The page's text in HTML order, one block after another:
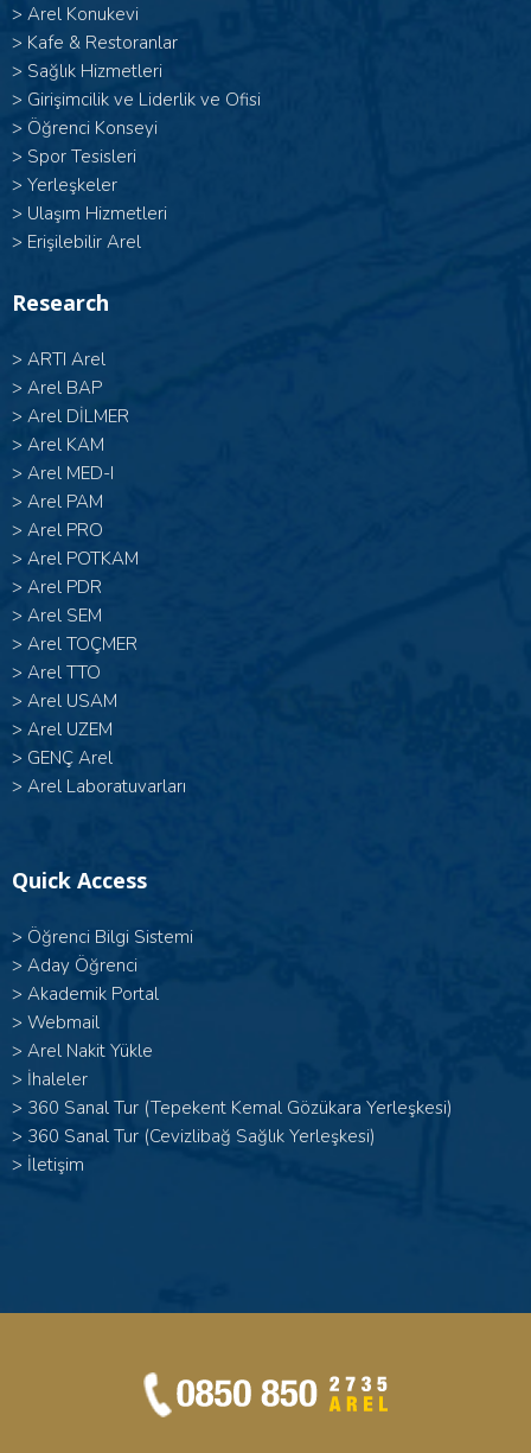
> Arel Konukevi
> Kafe & Restoranlar
> Sağlık Hizmetleri
> Girişimcilik ve Liderlik ve Ofisi
> Öğrenci Konseyi
> Spor Tesisleri
> Yerleşkeler
> Ulaşım Hizmetleri
> Erişilebilir Arel
Research
> ARTI Arel
> Arel BAP
> Arel DİLMER
> Arel KAM
> Arel MED-I
> Arel PAM
> Arel PRO
> Arel POTKAM
> Arel PDR
> Arel SEM
> Arel TOÇMER
> Arel TTO
> Arel USAM
> Arel UZEM
> GENÇ Arel
> Arel Laboratuvarları
Quick Access
> Öğrenci Bilgi Sistemi
> Aday Öğrenci
> Akademik Portal
> Webmail
> Arel Nakit Yükle
> İhaleler
> 360 Sanal Tur (Tepekent Kemal Gözükara Yerleşkesi)
> 360 Sanal Tur (Cevizlibağ Sağlık Yerleşkesi)
> İletişim